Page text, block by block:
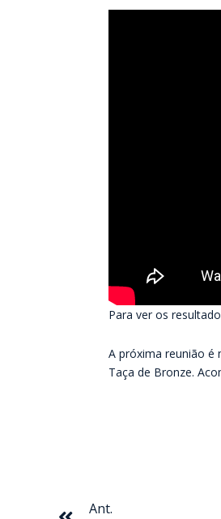
Para ver os
A próxima reunião é
Taça de Bronze.
Ant.